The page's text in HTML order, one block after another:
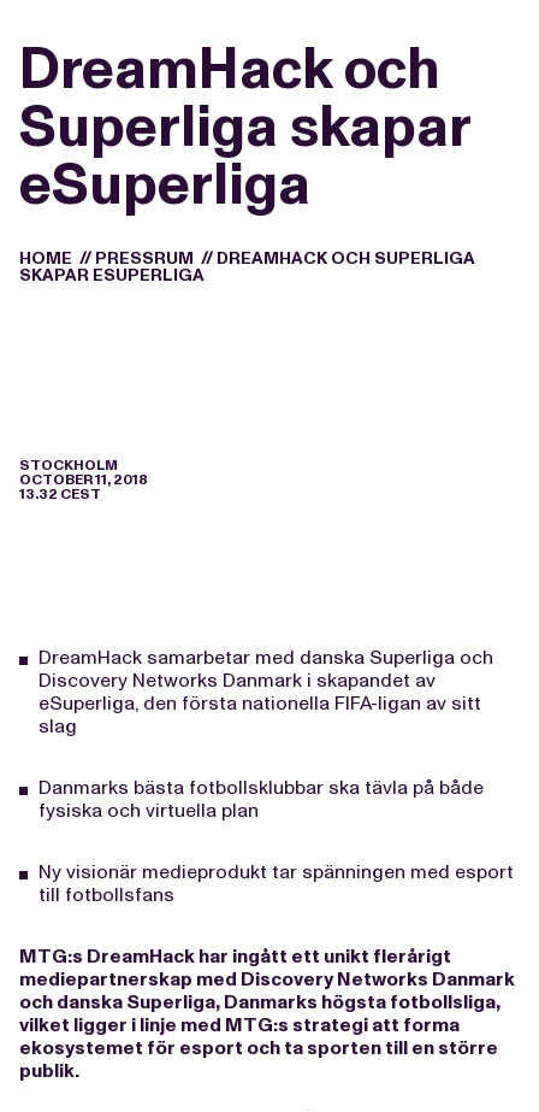
DreamHack och
Superliga skapar
eSuperliga
HOME // PRESSRUM // DREAMHACK OCH SUPERLIGA
SKAPAR ESUPERLIGA
STOCKHOLM
OCTOBER 11, 2018
13.32 CEST
DreamHack samarbetar med danska Superliga och
Discovery Networks Danmark i skapandet av
eSuperliga, den första nationella FIFA-ligan av sitt
slag
Danmarks bästa fotbollsklubbar ska tävla på både
fysiska och virtuella plan
Ny visionär medieprodukt tar spänningen med esport
till fotbollsfans
MTG:s DreamHack har ingått ett unikt flerårigt
mediepartnerskap med Discovery Networks Danmark
och danska Superliga, Danmarks högsta fotbollsliga,
vilket ligger i linje med MTG:s strategi att forma
ekosystemet för esport och ta sporten till en större
publik.